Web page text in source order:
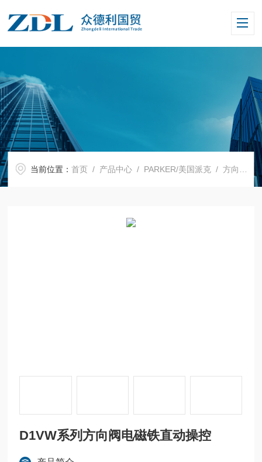
当前位置：首页 / 产品中心 / PARKER/美国派克 /方向阀 /
D1VW系列方向阀电磁铁直动操控